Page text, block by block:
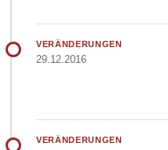
VERÄNDERUNGEN
29.12.2016
VERÄNDERUNGEN